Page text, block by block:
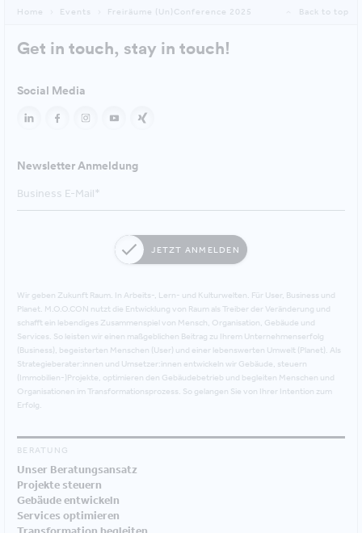
Home Events Freiräume (Un)Conference 2025 Back to top
Get in touch, stay in touch!
Social Media
Newsletter Anmeldung
JETZT ANMELDEN
Wir geben Zukunft Raum. In Arbeits-, Lern- und Kulturwelten. Für User, Business und
Planet. M.O.O.CON nutzt die Entwicklung von Raum als Treiber der Veränderung und
schafft ein lebendiges Zusammenspiel von Mensch, Organisation, Gebäude und
Services. So leisten wir einen maßgeblichen Beitrag zu Ihrem Unternehmenserfolg
(Business), begeisterten Menschen (User) und einer lebenswerten Umwelt (Planet). Als
Strategieberater:innen und Umsetzer:innen entwickeln wir Gebäude, steuern
(Immobilien-)Projekte, optimieren den Gebäudebetrieb und begleiten Menschen und
Organisationen im Transformationsprozess. So gelangen Sie von Ihrer Intention zum
Erfolg.
BERATUNG
Unser Beratungsansatz
Projekte steuern
Gebäude entwickeln
Services optimieren